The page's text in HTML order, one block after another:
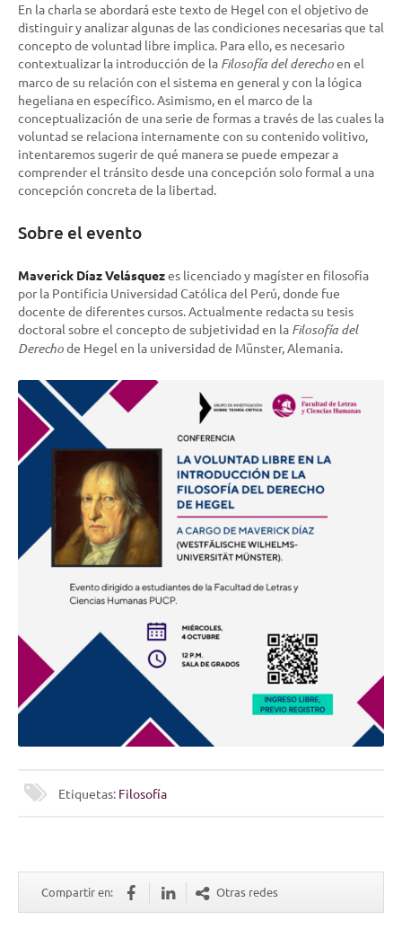
En la charla se abordará este texto de Hegel con el objetivo de
distinguir y analizar algunas de las condiciones necesarias que tal
concepto de voluntad libre implica. Para ello, es necesario
contextualizar la introducción de la Filosofía del derechoen el
marco de su relación con el sistema en general y con la lógica
hegeliana en específico. Asimismo, en el marco de la
conceptualización de una serie de formas a través de las cuales la
voluntad se relaciona internamente con su contenido volitivo,
intentaremos sugerir de qué manera se puede empezar a
comprender el tránsito desde una concepción solo formal a una
concepción concreta de la libertad.
Sobre el evento
Maverick Díaz Velásquezes licenciado y magíster en filosofía
por la Pontificia Universidad Católica del Perú, donde fue
docente de diferentes cursos. Actualmente redacta su tesis
doctoral sobre el concepto de subjetividad en la Filosofía del
Derechode Hegel en la universidad de Münster, Alemania.
Etiquetas: Filosofía
Compartir en: Otras redes